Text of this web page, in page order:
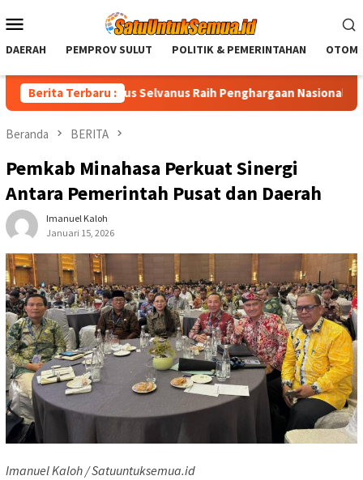
ke
Mobile
DAERAH PEMPROV SULUT POLITIK & PEMERINTAHAN
Berita Terbaru :
Sulut Yulius Selvanus Raih Penghargaan Nasional LPM RI
Beranda BERITA
Pemkab Minahasa Perkuat Sinergi
Antara Pemerintah Pusat dan Daerah
Imanuel Kaloh
Januari 15, 2026
Imanuel Kaloh / Satuuntuksemua.id